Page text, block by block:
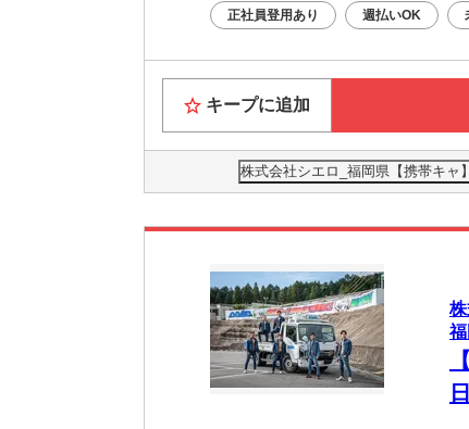
正社員登用あり 週払いOK
キープに追加
株式会社シエロ_福岡県【携帯キャ